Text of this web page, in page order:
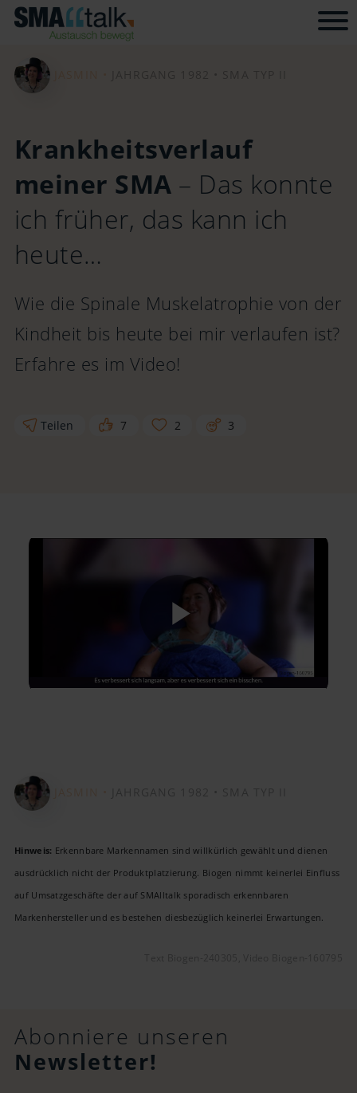
Krankheitsverlauf
meiner SMA – Das konnte
ich früher, das kann ich
heute…
Wie die Spinale Muskelatrophie von der
Kindheit bis heute bei mir verlaufen ist?
Erfahre es im Video!
Teilen 7 2 3
Play
Hinweis: Erkennbare Markennamen sind willkürlich gewählt und dienen
ausdrücklich nicht der Produktplatzierung. Biogen nimmt keinerlei Einfluss
auf Umsatzgeschäfte der auf SMAlltalk sporadisch erkennbaren
Markenhersteller und es bestehen diesbezüglich keinerlei Erwartungen.
Abonniere unseren
Newsletter!